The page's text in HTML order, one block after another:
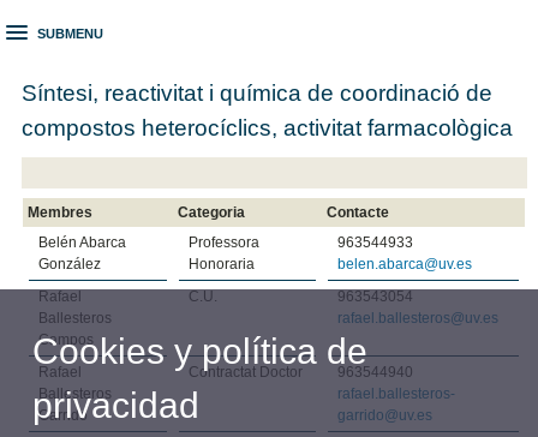
SUBMENU
Síntesi, reactivitat i química de coordinació de
compostos heterocíclics, activitat farmacològica
Membres Categoria
Contacte
Belén Abarca
González
Professora
Honoraria
963544933
belen.abarca@uv.es
Rafael
Ballesteros
Campos
C.U.
963543054
rafael.ballesteros@uv.es
Rafael
Ballesteros
Garrido
Contractat Doctor
963544940
rafael.ballesteros-
garrido@uv.es
Cookies y política de
privacidad